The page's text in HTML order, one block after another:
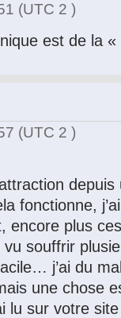
(UTC 2 )
est de la
(UTC 2 )
fonctionne,
encore plus
vu souffrir
j’ai du
une chose
lu sur votre